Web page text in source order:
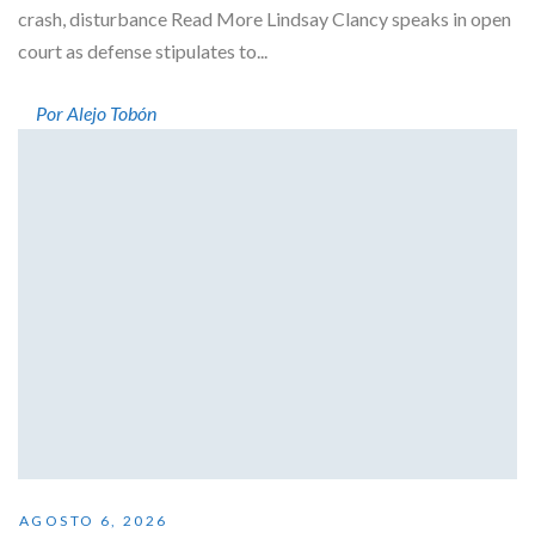
crash, disturbance Read More Lindsay Clancy speaks in open
court as defense stipulates to...
Por Alejo Tobón
AGOSTO 6, 2026